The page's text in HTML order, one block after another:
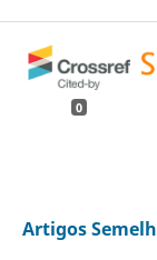
0
Artigos